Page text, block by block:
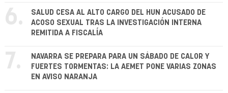
6.
SALUD CESA AL ALTO CARGO DEL HUN ACUSADO DE
ACOSO SEXUAL TRAS LA INVESTIGACIÓN INTERNA
REMITIDA A FISCALÍA
7.
NAVARRA SE PREPARA PARA UN SÁBADO DE CALOR Y
FUERTES TORMENTAS: LA AEMET PONE VARIAS ZONAS
EN AVISO NARANJA